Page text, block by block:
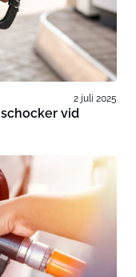
2 juli 2025
vid